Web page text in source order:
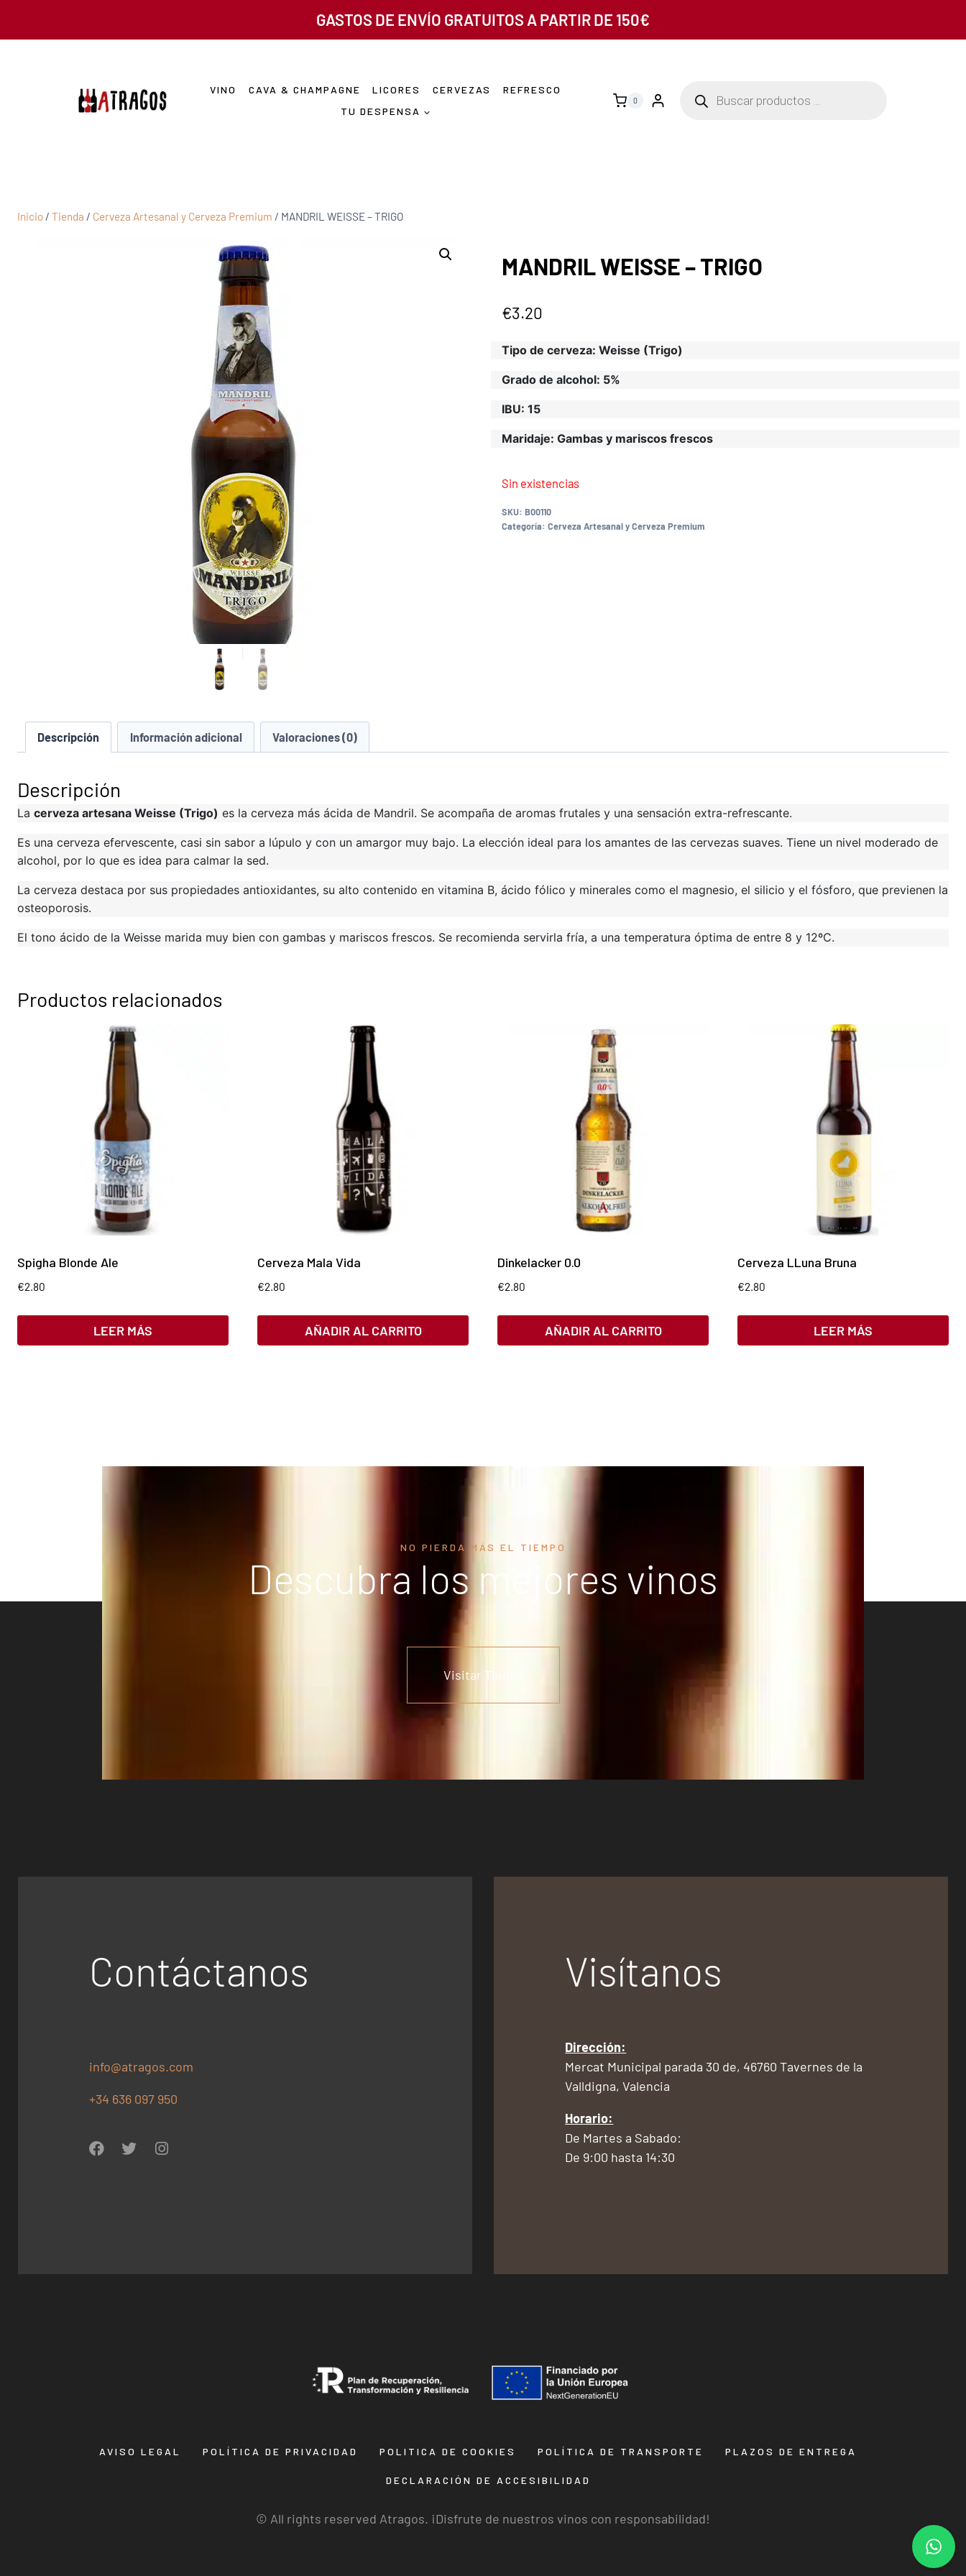
GASTOS DE ENVÍO GRATUITOS A PARTIR DE 150€
VINO CAVA & CHAMPAGNE LICORES CERVEZAS
REFRESCO
TU DESPENSA
0
Inicio / Tienda / Cerveza Artesanal y Cerveza Premium / MANDRIL WEISSE – TRIGO
MANDRIL WEISSE – TRIGO
€3.20
Tipo de cerveza: Weisse (Trigo)
Grado de alcohol: 5%
IBU: 15
Maridaje: Gambas y mariscos frescos
Sin existencias
SKU: B00110
Categoría: Cerveza Artesanal y Cerveza Premium
Descripción Información adicional Valoraciones (0)
Descripción
La cerveza artesana Weisse (Trigo) es la cerveza más ácida de Mandril. Se acompaña de aromas frutales y una sensación extra-refrescante.
Es una cerveza efervescente, casi sin sabor a lúpulo y con un amargor muy bajo. La elección ideal para los amantes de las cervezas suaves. Tiene un nivel moderado de
alcohol, por lo que es idea para calmar la sed.
La cerveza destaca por sus propiedades antioxidantes, su alto contenido en vitamina B, ácido fólico y minerales como el magnesio, el silicio y el fósforo, que previenen la
osteoporosis.
El tono ácido de la Weisse marida muy bien con gambas y mariscos frescos. Se recomienda servirla fría, a una temperatura óptima de entre 8 y 12ºC.
Productos relacionados
Spigha Blonde Ale
€2.80
LEER MÁS
Cerveza Mala Vida
€2.80
AÑADIR AL CARRITO
Dinkelacker 0.0
€2.80
AÑADIR AL CARRITO
Cerveza LLuna Bruna
€2.80
LEER MÁS
NO PIERDA MÁS EL TIEMPO
Descubra los mejores vinos
Visitar Tienda
Contáctanos
info@atragos.com
+34 636 097 950
Visítanos
Dirección:
Mercat Municipal parada 30 de, 46760 Tavernes de la
Valldigna, Valencia
Horario:
De Martes a Sabado:
De 9:00 hasta 14:30
AVISO LEGAL POLÍTICA DE PRIVACIDAD POLITICA DE COOKIES POLÍTICA DE TRANSPORTE PLAZOS DE ENTREGA
DECLARACIÓN DE ACCESIBILIDAD
© All rights reserved Atragos. ¡Disfrute de nuestros vinos con responsabilidad!